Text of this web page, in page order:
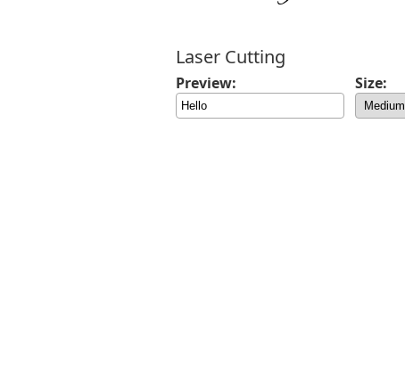
Laser Cutting
Preview: Size: